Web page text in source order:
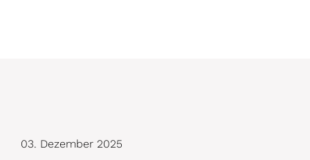
D
03. Dezember 2025